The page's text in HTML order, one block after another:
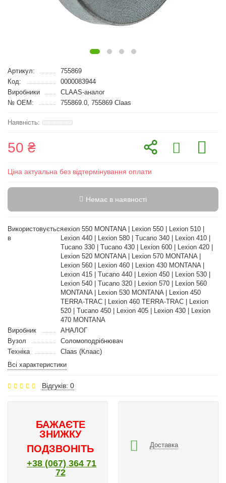
Артикул:
755869
Код:
0000083944
Виробники
CLAAS-аналог
№ OEM:
755869.0, 755869 Claas
50 ₴
Ціна актуальна без відтермінування оплати
Немає в наявності
Використовується
в
Lexion 550 MONTANA | Lexion 550 | Lexion 510 |
Lexion 440 | Lexion 580 | Tucano 340 | Lexion 410 |
Tucano 330 | Tucano 430 | Lexion 600 | Lexion 420 |
Lexion 520 MONTANA | Lexion 570 MONTANA |
Lexion 560 | Lexion 460 | Lexion 430 MONTANA |
Lexion 415 | Tucano 440 | Lexion 450 | Lexion 530 |
Lexion 540 | Tucano 320 | Lexion 570 | Lexion 560
MONTANA | Lexion 530 MONTANA | Lexion 450
TERRA-TRAC | Lexion 460 TERRA-TRAC | Lexion
520 | Tucano 450 | Lexion 405 | Lexion 430 | Lexion
470 MONTANA
Виробник
АНАЛОГ
Вузол
Соломоподрібнювач
Техніка
Claas (Клаас)
Всі характеристики
Відгуків: 0
БАЖАЄТЕ
ЗНИЖКУ
ПОДЗВОНІТЬ
+38 (067) 364 71
72
Доставка